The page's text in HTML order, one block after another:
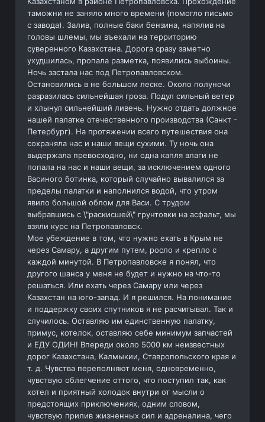
таможни не заняло много времени (помогло письмо
с завода). Залив, полные баки бензина, напялив на
головы шлемы, мы въехали на территорию
суверенного Казахстана. Дорога сразу заметно
ухудшилась, пропала разметка, появились выбоины.
Ночь застала нас под Петропавловском.
Остановились в не большом леске. Около полуночи
разразилась сильнейшая гроза. Подул сильный ветер
и хлынул сильнейший ливень. Нужно отдать должное
нашей палатке отечественного производства (Санкт -
Петербург). На протяжении всего путешествия она
сохраняла нас и наши вещи сухими. Ту ночь она
выдержала превосходно, ни одна капля влаги не
попала на нас и наши вещи, за исключением одного
Васиного ботинка, который случайно вывалился за
пределы палатки и наполнился водой, что утром
явило большой облом для Васи. С трудом
выбравшись с \"раскисшей\" грунтовки на асфальт, мы
взяли курс на Петропавловск.
Мое убеждение в том, что нужно ехать в Крым не
через Самару, а другим путем, росло и крепло с
каждой минутой. В Петропавловске я понял, что
другого шанса у меня не будет и нужно на что-то
решаться. Или ехать через Самару или через
Казахстан на юго-запад. И я решился. На понимание
и поддержку своих спутников я не расчитывал. Так и
случилось. Оставляю им единственную палатку,
примус, котелок, оставляю себе минимум запчастей
и ЕДУ ОДИН! Впереди около 5000 км неизвестных
дорог Казахстана, Калмыкии, Ставропольского края и
т. д. Чувства переполняют меня, одновременно,
чувствую облегчение оттого, что поступил так, как
хотел и приятный холодок внутри от мысли о
предстоящих приключениях, одним словом,
чувствую прилив жизненных сил и адреналина, чего